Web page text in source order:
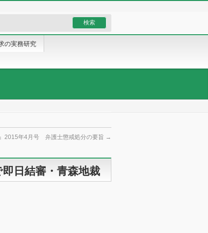
の実務研究
』2015年4月号 弁護士懲戒処分の要旨 →
日結審・青森地裁